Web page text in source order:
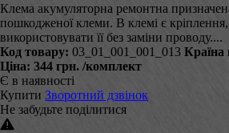
Клема акумуляторна ремонтна
пошкодженої клеми. В клемі є
використовувати її без заміни проводу....
Код товару: 03_01_001_001_013 Країна
Ціна: 344 грн. /комплект
Є в наявності
Купити Зворотний дзвінок
Не забудьте поділитися